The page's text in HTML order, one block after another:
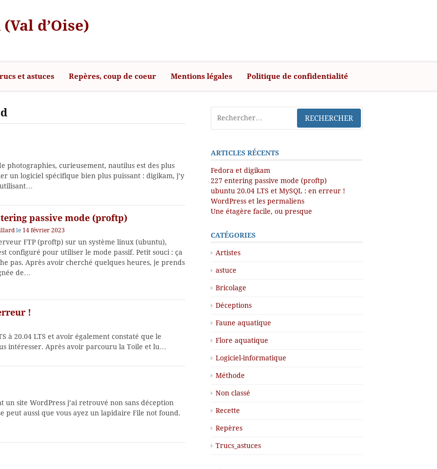
d’Oise)
et astuces Repères, coup de coeur Mentions légales Politique de confidentialité
photographies, curieusement, nautilus est des plus
un logiciel spécifique bien plus puissant : digikam, j’y
passive mode (proftp)
le 14 février 2023
FTP (proftp) sur un système linux (ubuntu),
configuré pour utiliser le mode passif. Petit souci : ça
pas. Après avoir cherché quelques heures, je prends
de…
!
à 20.04 LTS et avoir également constaté que le
intéresser. Après avoir parcouru la Toile et lu…
site WordPress j’ai retrouvé non sans déception
peut aussi que vous ayez un lapidaire File not found.
ARTICLES RÉCENTS
Fedora et digikam
227 entering passive mode (proftp)
ubuntu 20.04 LTS et MySQL : en erreur !
WordPress et les permaliens
Une étagère facile, ou presque
CATÉGORIES
Artistes
astuce
Bricolage
Déceptions
Faune aquatique
Flore aquatique
Logiciel-informatique
Méthode
Non classé
Recette
Repères
Trucs_astuces